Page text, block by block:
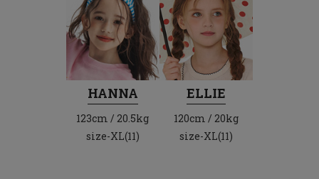
HANNA
123cm / 20.5kg
size-XL(11)
ELLIE
120cm / 20kg
size-XL(11)